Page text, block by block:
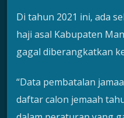
Di tahun 2021 ini, ada
haji asal Kabupaten
gagal diberangkatkan
“Data pembatalan
daftar calon jemaah